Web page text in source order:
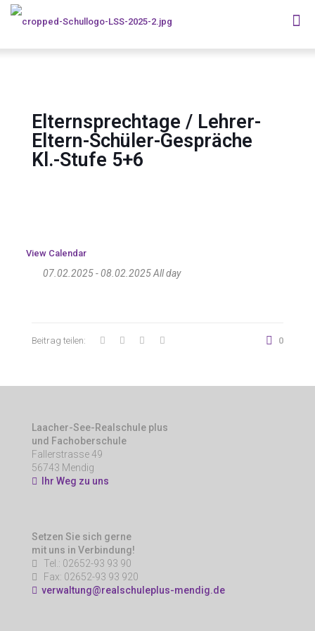
Elternsprechtage / Lehrer-
Eltern-Schüler-Gespräche
Kl.-Stufe 5+6
View Calendar
07.02.2025 - 08.02.2025 All day
Beitrag teilen: 0
Laacher-See-Realschule plus
und Fachoberschule
Fallerstrasse 49
56743 Mendig
Ihr Weg zu uns
Setzen Sie sich gerne
mit uns in Verbindung!
Tel.: 02652-93 93 90
Fax: 02652-93 93 920
verwaltung@realschuleplus-mendig.de